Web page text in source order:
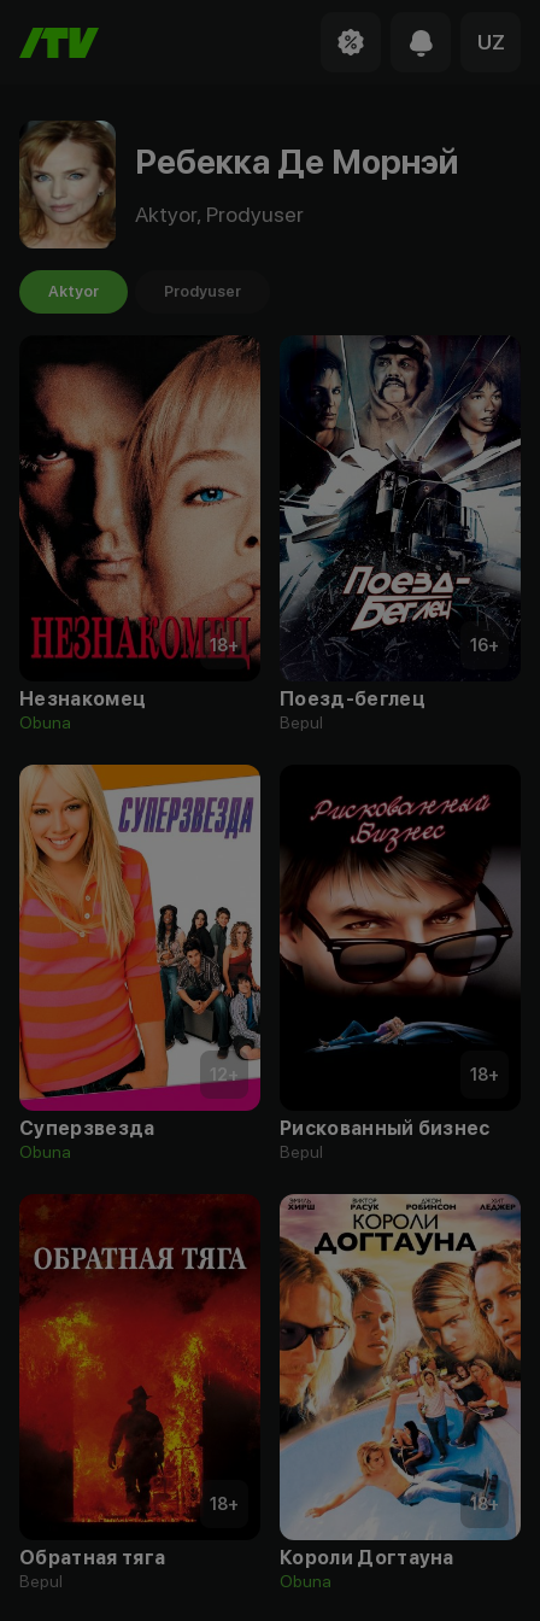
UZ
Ребекка Де Морнэй
Aktyor, Prodyuser
Aktyor Prodyuser
18+
Незнакомец
Obuna
16+
Поезд-беглец
Bepul
12+
Суперзвезда
Obuna
18+
Рискованный бизнес
Bepul
18+
Обратная тяга
Bepul
18+
Короли Догтауна
Obuna